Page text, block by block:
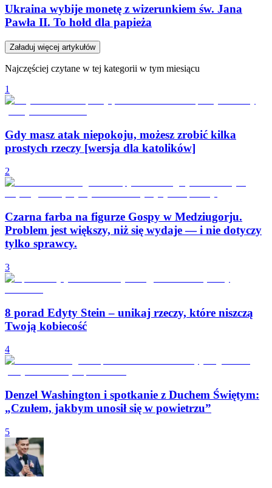
Ukraina wybije monetę z wizerunkiem św. Jana
Pawła II. To hołd dla papieża
Załaduj więcej artykułów
Najczęściej czytane w tej kategorii w tym miesiącu
1
Gdy masz atak niepokoju, możesz zrobić kilka
prostych rzeczy [wersja dla katolików]
2
Czarna farba na figurze Gospy w Medziugorju.
Problem jest większy, niż się wydaje — i nie dotyczy
tylko sprawcy.
3
8 porad Edyty Stein – unikaj rzeczy, które niszczą
Twoją kobiecość
4
Denzel Washington i spotkanie z Duchem Świętym:
„Czułem, jakbym unosił się w powietrzu”
5